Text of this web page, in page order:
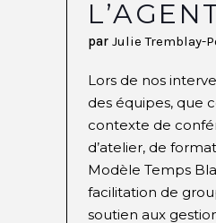
par Julie Tremblay-
Lors de nos
des équipes, que
contexte de
d’atelier, de
Modèle Temps
facilitation de
soutien aux